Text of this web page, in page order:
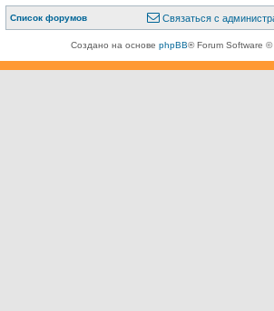
Список форумов
Связаться с
Связаться с администр
Создано на основе phpBB® Forum Software ©